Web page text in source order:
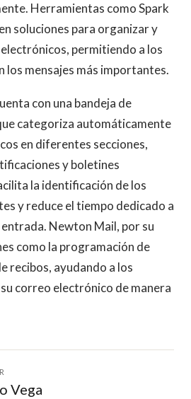
Herramientas como Spark
soluciones para organizar y
permitiendo a los
los mensajes más importantes.
con una bandeja de
categoriza automáticamente
en diferentes secciones,
y boletines
la identificación de los
y reduce el tiempo dedicado a
Newton Mail, por su
como la programación de
recibos, ayudando a los
correo electrónico de manera
Vega